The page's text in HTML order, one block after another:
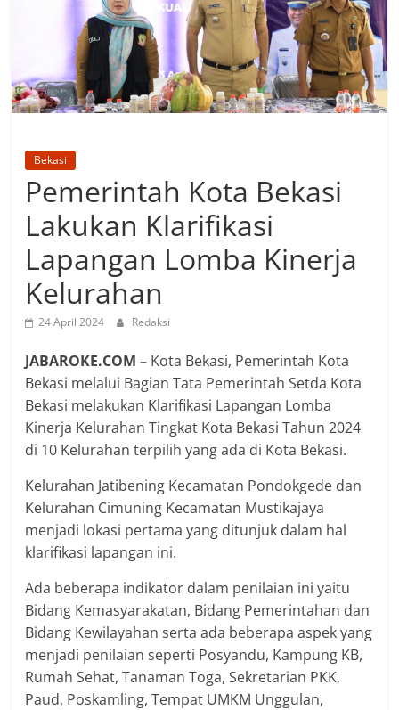
Bekasi
Pemerintah Kota Bekasi
Lakukan Klarifikasi
Lapangan Lomba Kinerja
Kelurahan
24 April 2024 Redaksi
JABAROKE.COM – Kota Bekasi, Pemerintah Kota
Bekasi melalui Bagian Tata Pemerintah Setda Kota
Bekasi melakukan Klarifikasi Lapangan Lomba
Kinerja Kelurahan Tingkat Kota Bekasi Tahun 2024
di 10 Kelurahan terpilih yang ada di Kota Bekasi.
Kelurahan Jatibening Kecamatan Pondokgede dan
Kelurahan Cimuning Kecamatan Mustikajaya
menjadi lokasi pertama yang ditunjuk dalam hal
klarifikasi lapangan ini.
Ada beberapa indikator dalam penilaian ini yaitu
Bidang Kemasyarakatan, Bidang Pemerintahan dan
Bidang Kewilayahan serta ada beberapa aspek yang
menjadi penilaian seperti Posyandu, Kampung KB,
Rumah Sehat, Tanaman Toga, Sekretarian PKK,
Paud, Poskamling, Tempat UMKM Unggulan,